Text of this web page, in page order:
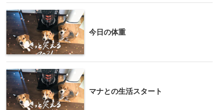
今日の体重
マナとの生活スタート